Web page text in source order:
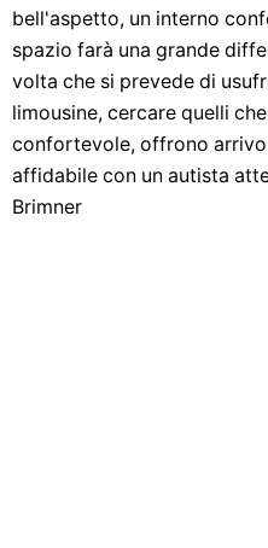
bell'aspetto, un interno
spazio farà una grande
volta che si prevede di
limousine, cercare quelli
confortevole, offrono
affidabile con un autista
Brimner